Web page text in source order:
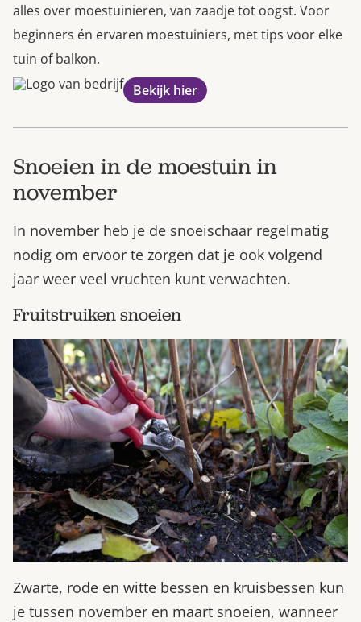
alles over moestuinieren, van zaadje tot oogst. Voor
beginners én ervaren moestuiniers, met tips voor elke
tuin of balkon.
Bekijk hier
Snoeien in de moestuin in
november
In november heb je de snoeischaar regelmatig
nodig om ervoor te zorgen dat je ook volgend
jaar weer veel vruchten kunt verwachten.
Fruitstruiken snoeien
Zwarte, rode en witte bessen en kruisbessen kun
je tussen november en maart snoeien, wanneer